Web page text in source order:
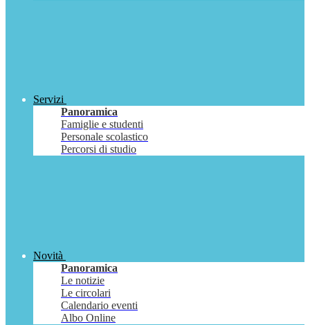
Servizi
Panoramica
Famiglie e studenti
Personale scolastico
Percorsi di studio
Novità
Panoramica
Le notizie
Le circolari
Calendario eventi
Albo Online